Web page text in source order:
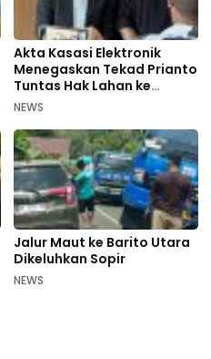
Akta Kasasi Elektronik
Menegaskan Tekad Prianto
Tuntas Hak Lahan ke
Mahkamah Agung
NEWS
Jalur Maut ke Barito Utara
Dikeluhkan Sopir
NEWS